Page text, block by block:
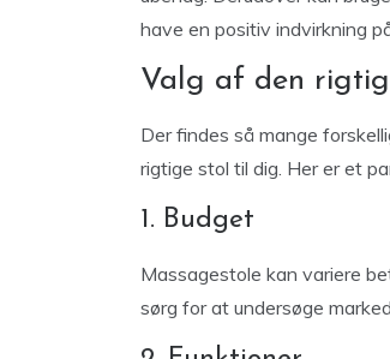
have en positiv indvirkning
Valg af den
Der findes så mange
rigtige stol til dig. Her er et
1. Budget
Massagestole kan variere
sørg for at undersøge